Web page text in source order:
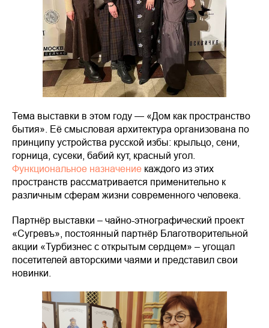
Тема выставки в этом году — «Дом как пространство
бытия». Её смысловая архитектура организована по
принципу устройства русской избы: крыльцо, сени,
горница, сусеки, бабий кут, красный угол.
Функциональное назначение каждого из этих
пространств рассматривается применительно к
различным сферам жизни современного человека.
Партнёр выставки – чайно-этнографический проект
«Сугревъ», постоянный партнёр Благотворительной
акции «Турбизнес с открытым сердцем» – угощал
посетителей авторскими чаями и представил свои
новинки.